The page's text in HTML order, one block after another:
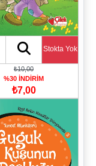
Stokta Yok
₺10,00
%30 İNDİRİM
₺7,00